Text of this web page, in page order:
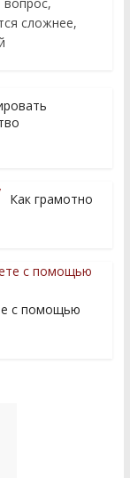
сложнее,
Как грамотно
с помощью